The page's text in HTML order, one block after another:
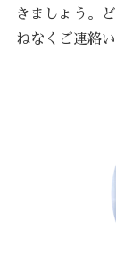
きましょう。
ねなくご連絡